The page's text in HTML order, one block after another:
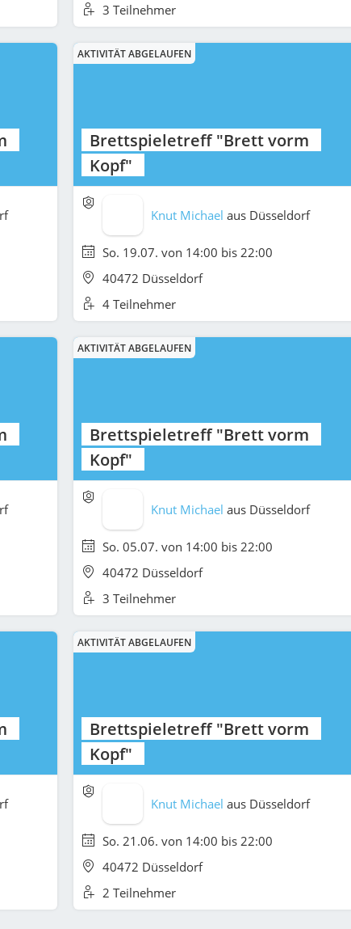
3 Teilnehmer
AKTIVITÄT ABGELAUFEN
Brettspieletreff "Brett vorm
Kopf"
Knut Michael aus Düsseldorf
So. 19.07. von 14:00 bis 22:00
40472 Düsseldorf
4 Teilnehmer
AKTIVITÄT ABGELAUFEN
Brettspieletreff "Brett vorm
Kopf"
Knut Michael aus Düsseldorf
So. 05.07. von 14:00 bis 22:00
40472 Düsseldorf
3 Teilnehmer
AKTIVITÄT ABGELAUFEN
Brettspieletreff "Brett vorm
Kopf"
Knut Michael aus Düsseldorf
So. 21.06. von 14:00 bis 22:00
40472 Düsseldorf
2 Teilnehmer